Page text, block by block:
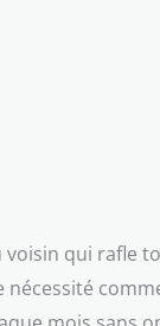
qui rafle